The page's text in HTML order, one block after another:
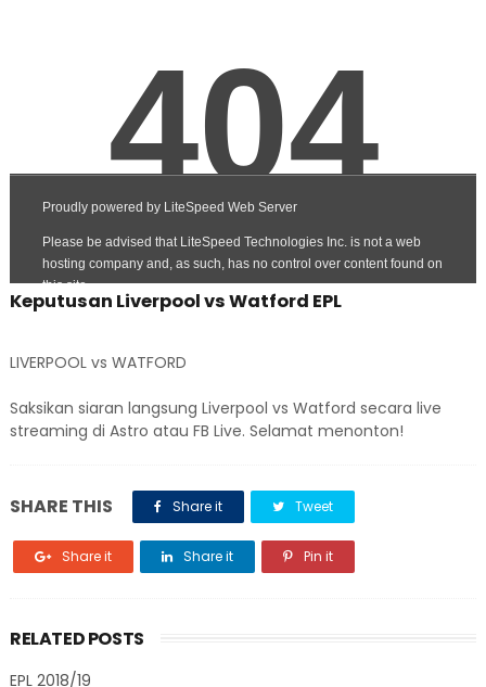
Keputusan Liverpool vs Watford EPL
LIVERPOOL vs WATFORD
Saksikan siaran langsung Liverpool vs Watford secara live
streaming di Astro atau FB Live. Selamat menonton!
SHARE THIS Share it Tweet
Share it Share it Pin it
RELATED POSTS
EPL 2018/19